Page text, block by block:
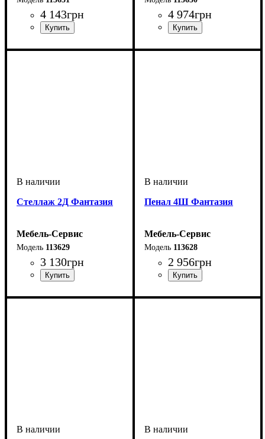
4 143грн 4 974грн
Cтеллаж 2Д Фантазия
Мебель-Сервис
113629
3 130грн
Пенал 4Ш Фантазия
Мебель-Сервис
113628
2 956грн